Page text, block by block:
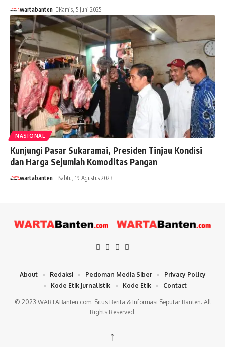
wartabanten Kamis, 5 Juni 2025
NASIONAL
Kunjungi Pasar Sukaramai, Presiden Tinjau Kondisi
dan Harga Sejumlah Komoditas Pangan
wartabanten Sabtu, 19 Agustus 2023
© 2023 WARTABanten.com. Situs Berita & Informasi Seputar Banten. All
Rights Reserved.
About Redaksi Pedoman Media Siber
Privacy Policy
Kode Etik Jurnalistik
Kode Etik Contact
↑